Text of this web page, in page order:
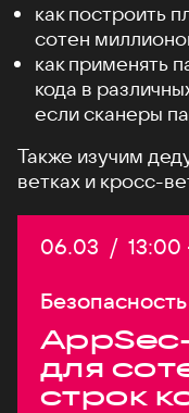
как построить
сотен
как применять
кода в
если сканеры
Также изучим
ветках и кросс-
Дата:
06.03 / 13:00
Безопасность
для
строк